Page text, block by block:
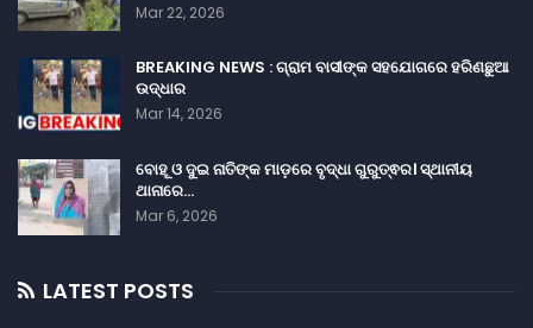
Mar 22, 2026
BREAKING NEWS : ଗ୍ରାମ ବାସୀଙ୍କ ସହଯୋଗରେ ହରିଣଛୁଆ
ଉଦ୍ଧାର
Mar 14, 2026
ବୋହୂ ଓ ଦୁଇ ନାତିଙ୍କ ମାଡ଼ରେ ବୃଦ୍ଧା ଗୁରୁତ୍ଵର। ସ୍ଥାନୀୟ
ଥାନାରେ…
Mar 6, 2026
LATEST POSTS